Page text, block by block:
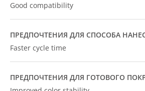
Good compatibility
ПРЕДПОЧТЕНИЯ ДЛЯ СПОСОБА
Faster cycle time
ПРЕДПОЧТЕНИЯ ДЛЯ ГОТОВОГО